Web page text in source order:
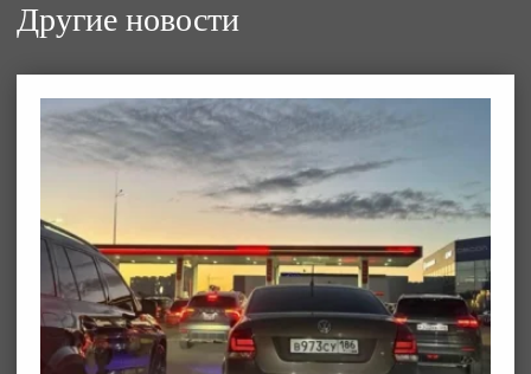
Другие новости